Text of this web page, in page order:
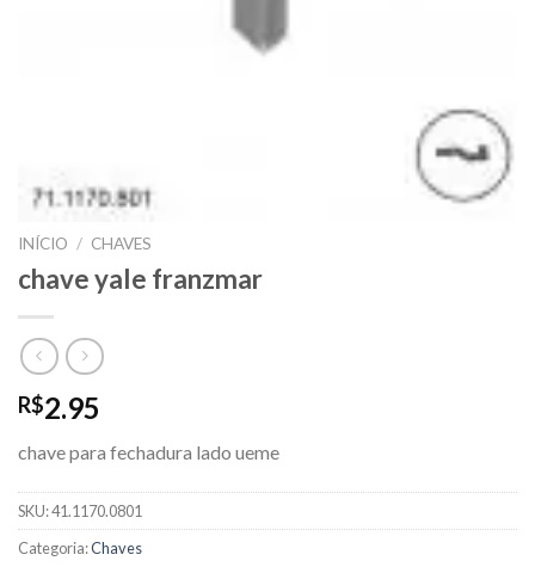
INÍCIO / CHAVES
chave yale franzmar
R$2.95
chave para fechadura lado ueme
SKU:41.1170.0801
Categoria:Chaves